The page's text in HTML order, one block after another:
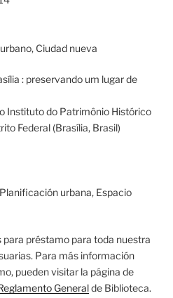
Ciudad nueva
: preservando um lugar de
Instituto do Patrimônio Histórico
Federal (Brasília, Brasil)
urbana, Espacio
para préstamo para toda nuestra
Para más información
pueden visitar la página de
Generalde Biblioteca.